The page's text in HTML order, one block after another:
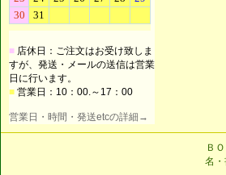
■ 店休日：ご注文はお受け致しま
すが、発送・メールの送信は営業
日に行います。
■ 営業日：10：00.～17：00
営業日・時間・発送etcの詳細→
Ｂ
名